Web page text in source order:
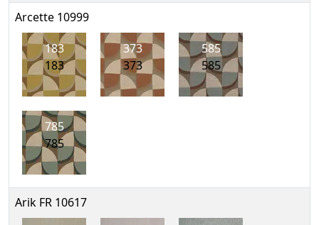
Arcette 10999
183
183
373
373
585
585
785
785
Arik FR 10617